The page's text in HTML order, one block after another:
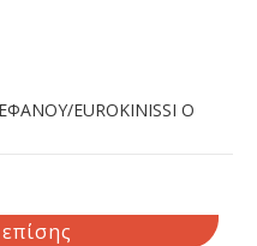
EUROKINISSI Ο